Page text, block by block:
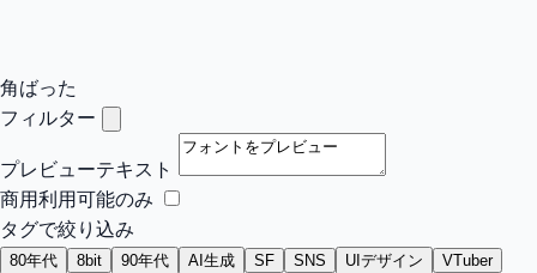
角ばった
フィルター
プレビューテキスト
商用利用可能のみ
タグで絞り込み
80年代 8bit 90年代 AI生成 SF SNS UIデザイン
VTuber